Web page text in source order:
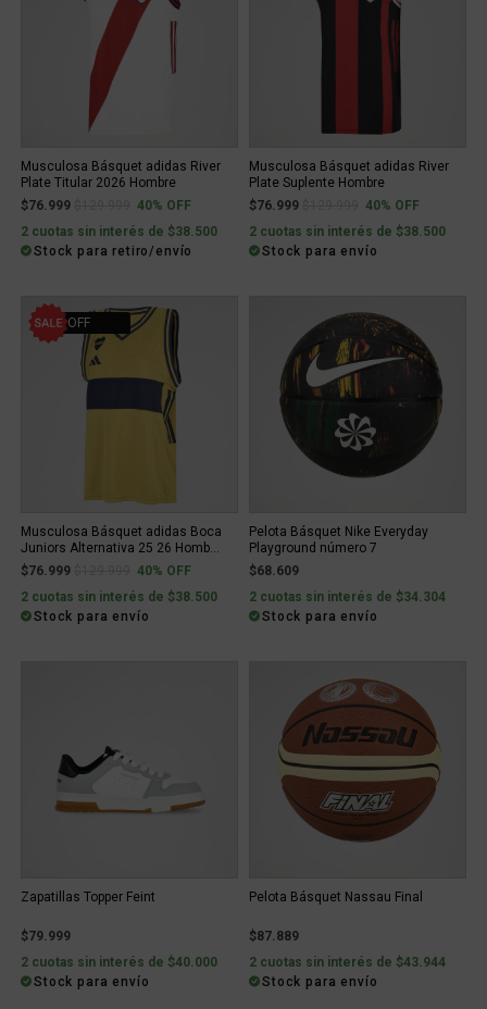
Musculosa Básquet adidas River
Plate Titular 2026 Hombre
$76.999
Price reduced from
to40% OFF
2 cuotas sin interés de $38.500
Stock para retiro/envío
Musculosa Básquet adidas River
Plate Suplente Hombre
$76.999
Price reduced from
to40% OFF
2 cuotas sin interés de $38.500
Stock para envío
40% OFF
Musculosa Básquet adidas Boca
Juniors Alternativa 25 26 Homb...
$76.999
Price reduced from
to40% OFF
2 cuotas sin interés de $38.500
Stock para envío
Pelota Básquet Nike Everyday
Playground número 7
$68.609
2 cuotas sin interés de $34.304
Stock para envío
Zapatillas Topper Feint
$79.999
2 cuotas sin interés de $40.000
Stock para envío
Pelota Básquet Nassau Final
$87.889
2 cuotas sin interés de $43.944
Stock para envío